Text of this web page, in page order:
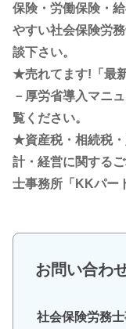
保険・労働保険・
やすい社会保険労
談下さい。
★売れてます!「最
－厚労省導入マニ
覧ください。
★資産税・相続税
計・経営に関する
士事務所「KKパー
お問い合わ
社会保険労務